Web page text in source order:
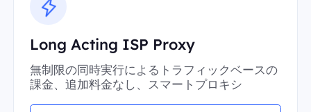
Long Acting ISP Proxy
無制限の同時実行によるトラフィックベースの
課金、追加料金なし、スマートプロキシ